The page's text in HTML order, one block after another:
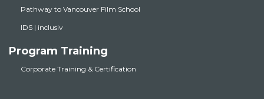
Pathway to Vancouver Film School
IDS | inclusiv
Program Training
Corporate Training & Certification